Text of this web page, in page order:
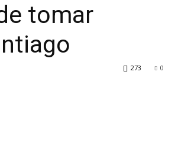
tomar
0
273